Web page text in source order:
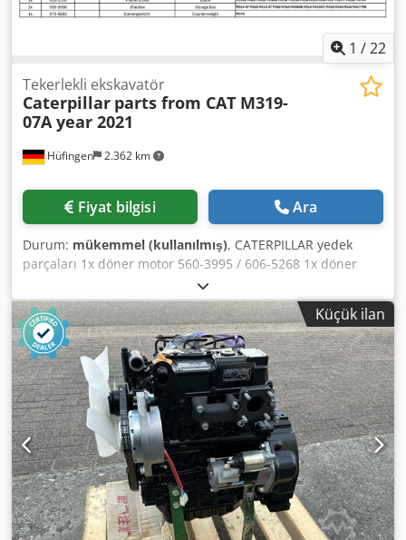
1 /22
Hüfingen 2.362 km
Tekerlekli ekskavatör
Caterpillar parts from CAT M319-
07A year 2021
Fiyat bilgisi Ara
Durum: mükemmel (kullanılmış), CATERPILLAR yedek
parçaları 1x döner motor 560-3995 / 606-5268 1x döner
bağlantı 525-9476 2x sarkaç aks silindiri 568-8851 1x
bağlantı (bağlantı) 568-9344 1x sap (çubuk) 541-6698 1x
Bom Değişken Ayarlanabilir 525-9267 1x Boom GP Stub
562-7526/525-9265 1x Hidrolik silindir ayarı (değişken bom)
540-1323 1x Hidrolik silindir çubuğu 540-1327 Dodpsv E
Dwxsfx Ag Sock 2x hidrolik silindir stroğu (bom) 540-1342
1x Hidrolik Silindir Kovası 540-1348 1x tahrik motoru 550-
1473/625-7594 1x transfer kutusu 549-0183 1x yağ
soğutucu 589-1115 1x aftercooler bloğu 590-0288 1x
radyatör bloğu 590-0290 2x emiş fanı 637-6650 1x Hava
Temiz Emisyonu 563-7899 1x döner halka 550-4954 1x
kardan mili 516-9980 1x kardan mili 517-0000 1x mil grubu
kardanı 110-6135 1x direksiyon aksı 331-13-95 1x arka aks
549-0180 1x dozer bıçağı 419-1550 2x saklama kutusu 556-
Küçük ilan